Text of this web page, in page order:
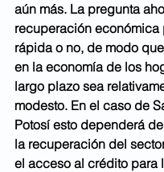
aún más. La pregunta
recuperación económica
rápida o no, de modo
en la economía de los
largo plazo sea
modesto. En el caso de
Potosí esto dependerá
la recuperación del
el acceso al crédito para